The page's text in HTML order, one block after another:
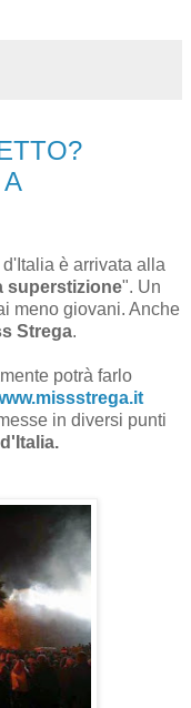
è arrivata alla
superstizione". Un
meno giovani. Anche
Strega.
potrà farlo
in diversi punti